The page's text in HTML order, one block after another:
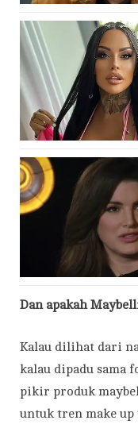
Dan apakah
Kalau dilihat dari
kalau dipadu sama
pikir produk
untuk tren make up